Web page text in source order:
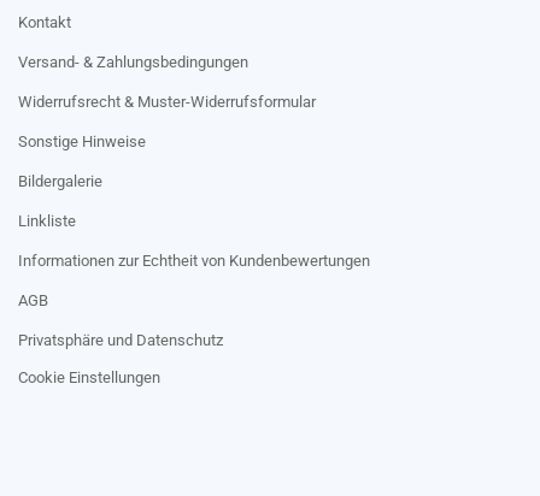
Kontakt
Versand- & Zahlungsbedingungen
Widerrufsrecht & Muster-Widerrufsformular
Sonstige Hinweise
Bildergalerie
Linkliste
Informationen zur Echtheit von Kundenbewertungen
AGB
Privatsphäre und Datenschutz
Cookie Einstellungen